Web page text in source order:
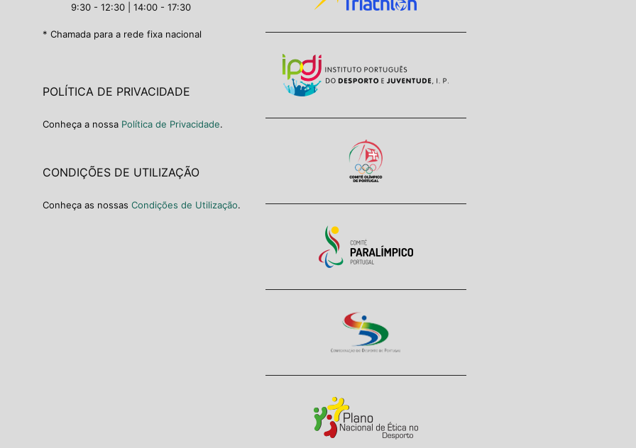
9:30 - 12:30 | 14:00 - 17:30
* Chamada para a rede fixa nacional
POLÍTICA DE PRIVACIDADE
Conheça a nossa Política de Privacidade.
CONDIÇÕES DE UTILIZAÇÃO
Conheça as nossas Condições de Utilização.